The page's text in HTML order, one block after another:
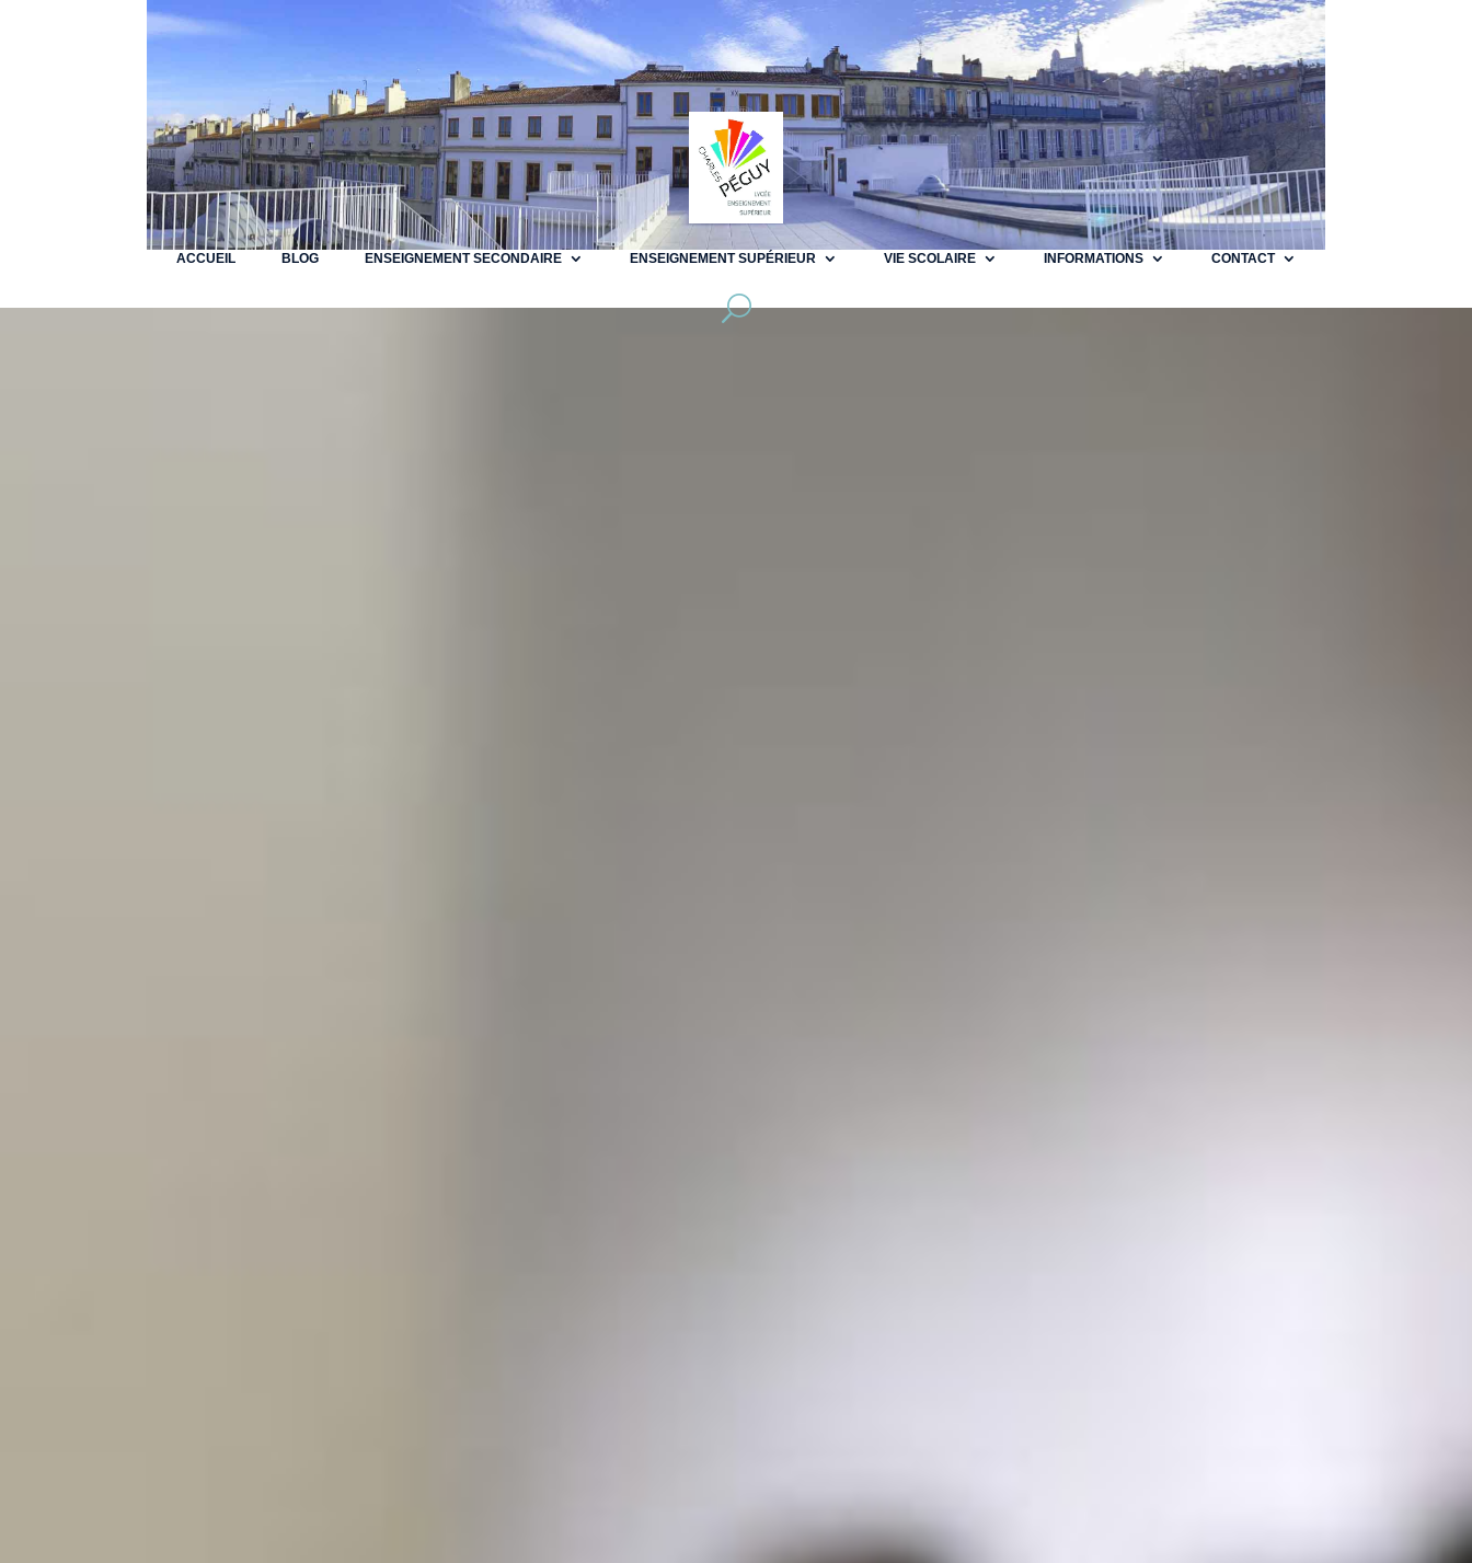
ACCUEIL BLOG ENSEIGNEMENT SECONDAIRE ENSEIGNEMENT SUPÉRIEUR VIE SCOLAIRE INFORMATIONS CONTACT